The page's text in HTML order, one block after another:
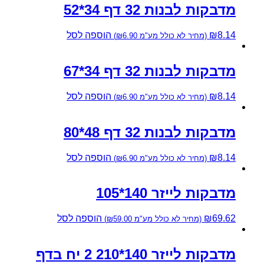
מדבקות לבנות 32 דף 34*52
₪8.14 (מחיר לא כולל מע"מ ₪6.90
) הוספה לסל
מדבקות לבנות 32 דף 34*67
₪8.14 (מחיר לא כולל מע"מ ₪6.90
) הוספה לסל
מדבקות לבנות 32 דף 48*80
₪8.14 (מחיר לא כולל מע"מ ₪6.90
) הוספה לסל
מדבקות לייזר 140*105
₪69.62 (מחיר לא כולל מע"מ ₪59.00
) הוספה לסל
מדבקות לייזר 140*210 2 יח בדף